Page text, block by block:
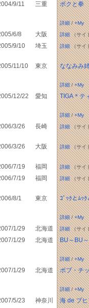
9/11 三重 ボクと拳
詳細/+My
6/8 大阪 詳細（サイ
9/10 埼玉 詳細（サイ
11/10 東京 ななみみ
詳細/+My
12/22 愛知 TIGA＊テ
詳細/+My
3/26 長崎 詳細（サイ
3/26 大阪 詳細（サイ
7/19 福岡 詳細（サイ
7/19 福岡 詳細（サイ
8/1 東京 ｺﾞｯｸとﾑｯ
詳細/+My
1/29 北海道 詳細（サイ
1/29 北海道 BU～BU
詳細/+My
1/29 北海道 ボブ・チ
詳細/+My
5/23 神奈川 海 de ブ